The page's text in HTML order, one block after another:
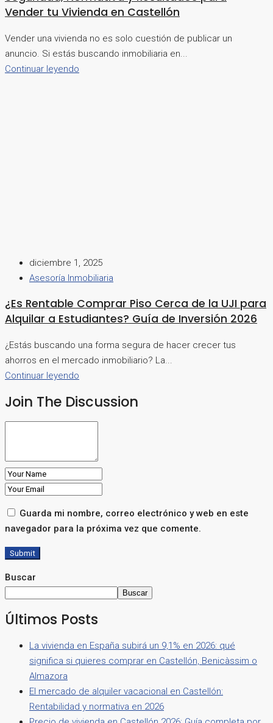
Vender tu Vivienda en Castellón
Vender una vivienda no es solo cuestión de publicar un
anuncio. Si estás buscando inmobiliaria en...
Continuar leyendo
diciembre 1, 2025
Asesoría Inmobiliaria
¿Es Rentable Comprar Piso Cerca de la UJI para
Alquilar a Estudiantes? Guía de Inversión 2026
¿Estás buscando una forma segura de hacer crecer tus
ahorros en el mercado inmobiliario? La...
Continuar leyendo
Join The Discussion
Guarda mi nombre, correo electrónico y web en este
navegador para la próxima vez que comente.
Submit
Buscar
Buscar
Últimos Posts
La vivienda en España subirá un 9,1% en 2026: qué
significa si quieres comprar en Castellón, Benicàssim o
Almazora
El mercado de alquiler vacacional en Castellón:
Rentabilidad y normativa en 2026